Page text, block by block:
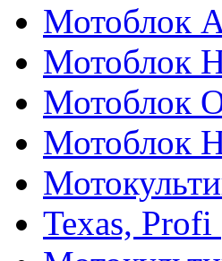
Мотоблок
Мотоблок
Мотоблок
Texas, Profi